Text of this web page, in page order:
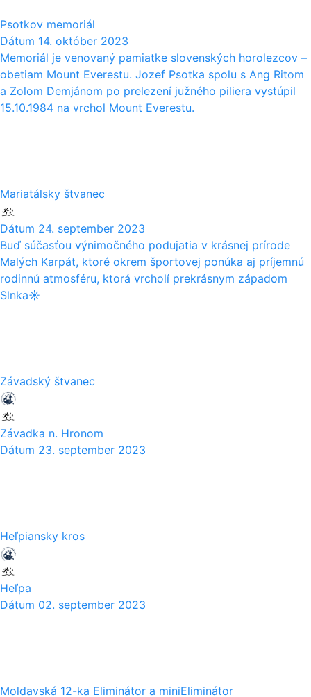
Psotkov memoriál
Dátum 14. október 2023
Memoriál je venovaný pamiatke slovenských horolezcov –
obetiam Mount Everestu. Jozef Psotka spolu s Ang Ritom
a Zolom Demjánom po prelezení južného piliera vystúpil
15.10.1984 na vrchol Mount Everestu.
Mariatálsky štvanec
Dátum 24. september 2023
Buď súčasťou výnimočného podujatia v krásnej prírode
Malých Karpát, ktoré okrem športovej ponúka aj príjemnú
rodinnú atmosféru, ktorá vrcholí prekrásnym západom
Slnka☀️
Závadský štvanec
Závadka n. Hronom
Dátum 23. september 2023
Heľpiansky kros
Heľpa
Dátum 02. september 2023
Moldavská 12-ka Eliminátor a miniEliminátor